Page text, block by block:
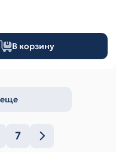
В корзину
еще
7